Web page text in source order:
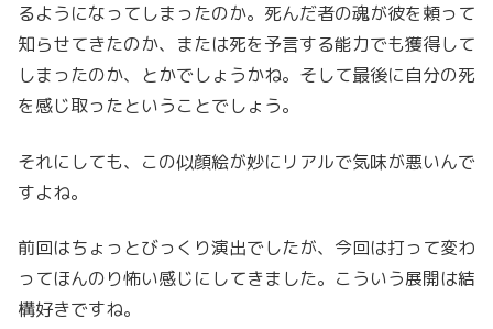
るようになってしまったのか。死んだ者の魂が彼を頼って
知らせてきたのか、または死を予言する能力でも獲得して
しまったのか、とかでしょうかね。そして最後に自分の死
を感じ取ったということでしょう。
それにしても、この似顔絵が妙にリアルで気味が悪いんで
すよね。
前回はちょっとびっくり演出でしたが、今回は打って変わ
ってほんのり怖い感じにしてきました。こういう展開は結
構好きですね。